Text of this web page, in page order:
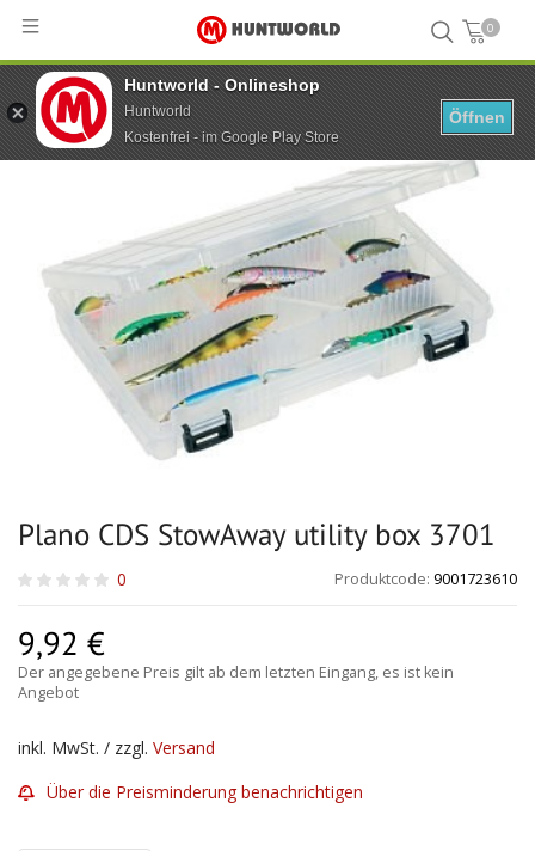
0
Hauptseite ... Plano CDS StowAway utility box 3701
Plano CDS StowAway utility box 3701
Produktcode: 9001723610
0
9,92 €
Der angegebene Preis gilt ab dem letzten Eingang, es ist kein
Angebot
inkl. MwSt. / zzgl. Versand
Über die Preisminderung benachrichtigen
Huntworld - Onlineshop
Huntworld
Kostenfrei - im Google Play Store
Öffnen